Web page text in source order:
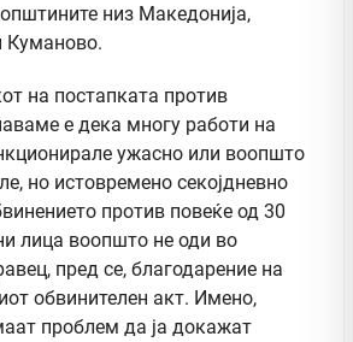
низ Македонија,
Куманово.
на постапката против
е дека многу работи на
ужасно или воопшто
но истовремено секојдневно
против повеќе од 30
лица воопшто не оди во
пред се, благодарение на
обвинителен акт. Имено,
проблем да ја докажат